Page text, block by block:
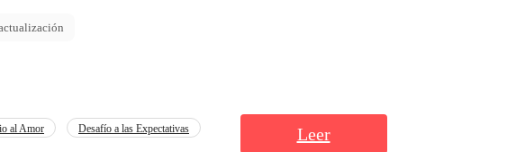
al Amor
Desafío a las Expectativas
Leer